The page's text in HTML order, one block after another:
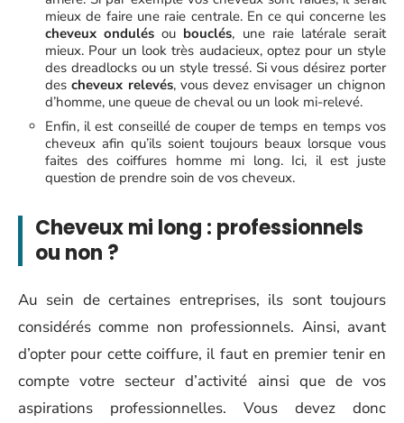
mieux de faire une raie centrale. En ce qui concerne les
cheveux ondulés ou bouclés, une raie latérale serait
mieux. Pour un look très audacieux, optez pour un style
des dreadlocks ou un style tressé. Si vous désirez porter
descheveux relevés, vous devez envisager un chignon
d’homme, une queue de cheval ou un look mi-relevé.
Enfin, il est conseillé de couper de temps en temps vos
cheveux afin qu’ils soient toujours beaux lorsque vous
faites des coiffures homme mi long. Ici, il est juste
question de prendre soin de vos cheveux.
Cheveux mi long : professionnels
ou non ?
Au sein de certaines entreprises, ils sont toujours
considérés comme non professionnels. Ainsi, avant
d’opter pour cette coiffure, il faut en premier tenir en
compte votre secteur d’activité ainsi que de vos
aspirations professionnelles. Vous devez donc